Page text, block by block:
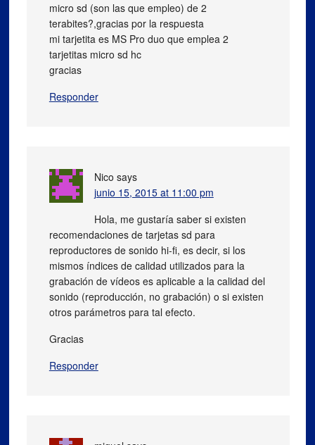
micro sd (son las que empleo) de 2
terabites?,gracias por la respuesta
mi tarjetita es MS Pro duo que emplea 2
tarjetitas micro sd hc
gracias
Responder
Nico says
junio 15, 2015 at 11:00 pm
Hola, me gustaría saber si existen
recomendaciones de tarjetas sd para
reproductores de sonido hi-fi, es decir, si los
mismos índices de calidad utilizados para la
grabación de vídeos es aplicable a la calidad del
sonido (reproducción, no grabación) o si existen
otros parámetros para tal efecto.
Gracias
Responder